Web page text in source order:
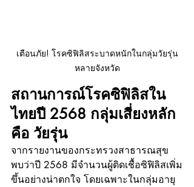
เตือนภัย! โรคซิฟิลิสระบาดหนักในกลุ่มวัยรุ่น
หลายจังหวัด
สถานการณ์โรคซิฟิลิสใน
ไทยปี 2568 กลุ่มเสี่ยงหลัก
คือ วัยรุ่น
จากรายงานของกระทรวงสาธารณสุข
พบว่าปี 2568 มีจำนวนผู้ติดเชื้อซิฟิลิสเพิ่ม
ขึ้นอย่างน่าตกใจ โดยเฉพาะในกลุ่มอายุ